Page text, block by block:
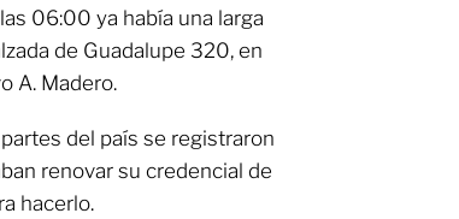
06:00 ya había una larga
de Guadalupe 320, en
A. Madero.
del país se registraron
renovar su credencial de
hacerlo.